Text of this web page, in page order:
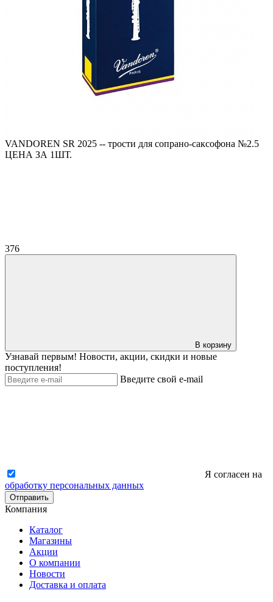
VANDOREN SR 2025 -- трости для сопрано-саксофона №2.5
ЦЕНА ЗА 1ШТ.
376
В корзину
Узнавай первым! Новости, акции, скидки и новые
поступления!
Введите свой e-mail
Я согласен на
обработку персональных данных
Отправить
Компания
Каталог
Магазины
Акции
О компании
Новости
Доставка и оплата